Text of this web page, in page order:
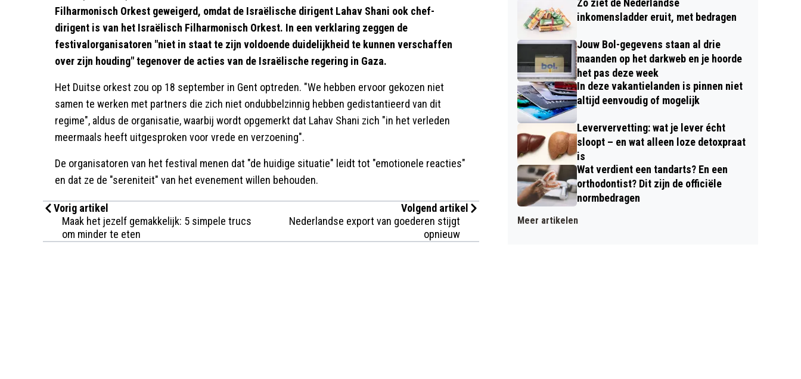
Filharmonisch Orkest geweigerd, omdat de Israëlische dirigent Lahav Shani ook chef-
dirigent is van het Israëlisch Filharmonisch Orkest. In een verklaring zeggen de
festivalorganisatoren "niet in staat te zijn voldoende duidelijkheid te kunnen verschaffen
over zijn houding" tegenover de acties van de Israëlische regering in Gaza.
Het Duitse orkest zou op 18 september in Gent optreden. "We hebben ervoor gekozen niet
samen te werken met partners die zich niet ondubbelzinnig hebben gedistantieerd van dit
regime", aldus de organisatie, waarbij wordt opgemerkt dat Lahav Shani zich "in het verleden
meermaals heeft uitgesproken voor vrede en verzoening".
De organisatoren van het festival menen dat "de huidige situatie" leidt tot "emotionele reacties"
en dat ze de "sereniteit" van het evenement willen behouden.
Vorig artikel
Maak het jezelf gemakkelijk: 5 simpele trucs
om minder te eten
Volgend artikel
Nederlandse export van goederen stijgt
opnieuw
Zo ziet de Nederlandse
inkomensladder eruit, met bedragen
Jouw Bol-gegevens staan al drie
maanden op het darkweb en je hoorde
het pas deze week
In deze vakantielanden is pinnen niet
altijd eenvoudig of mogelijk
Leververvetting: wat je lever écht
sloopt – en wat alleen loze detoxpraat
is
Wat verdient een tandarts? En een
orthodontist? Dit zijn de officiële
normbedragen
Meer artikelen